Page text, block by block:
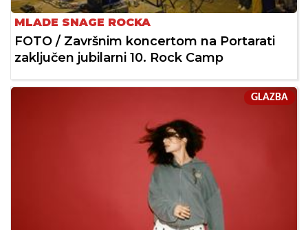
MLADE SNAGE ROCKA
FOTO / Završnim koncertom na Portarati
zaključen jubilarni 10. Rock Camp
GLAZBA